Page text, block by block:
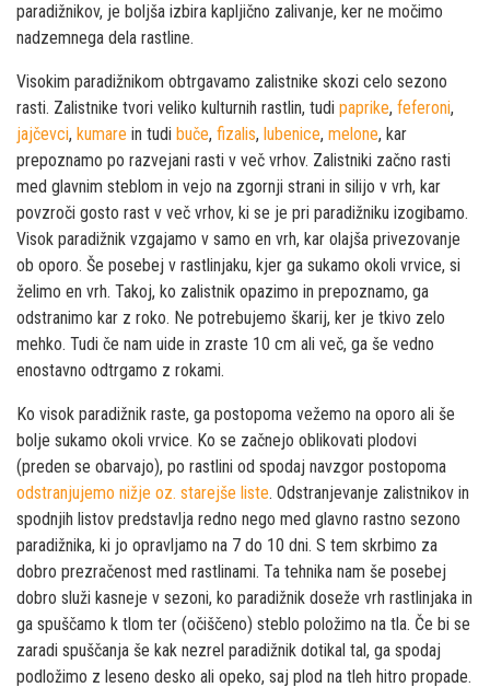
paradižnikov, je boljša izbira kapljično zalivanje, ker ne močimo
nadzemnega dela rastline.
Visokim paradižnikom obtrgavamo zalistnike skozi celo sezono
rasti. Zalistnike tvori veliko kulturnih rastlin, tudi paprike, feferoni,
jajčevci, kumare in tudi buče, fizalis, lubenice, melone, kar
prepoznamo po razvejani rasti v več vrhov. Zalistniki začno rasti
med glavnim steblom in vejo na zgornji strani in silijo v vrh, kar
povzroči gosto rast v več vrhov, ki se je pri paradižniku izogibamo.
Visok paradižnik vzgajamo v samo en vrh, kar olajša privezovanje
ob oporo. Še posebej v rastlinjaku, kjer ga sukamo okoli vrvice, si
želimo en vrh. Takoj, ko zalistnik opazimo in prepoznamo, ga
odstranimo kar z roko. Ne potrebujemo škarij, ker je tkivo zelo
mehko. Tudi če nam uide in zraste 10 cm ali več, ga še vedno
enostavno odtrgamo z rokami.
Ko visok paradižnik raste, ga postopoma vežemo na oporo ali še
bolje sukamo okoli vrvice. Ko se začnejo oblikovati plodovi
(preden se obarvajo), po rastlini od spodaj navzgor postopoma
odstranjujemo nižje oz. starejše liste. Odstranjevanje zalistnikov in
spodnjih listov predstavlja redno nego med glavno rastno sezono
paradižnika, ki jo opravljamo na 7 do 10 dni. S tem skrbimo za
dobro prezračenost med rastlinami. Ta tehnika nam še posebej
dobro služi kasneje v sezoni, ko paradižnik doseže vrh rastlinjaka in
ga spuščamo k tlom ter (očiščeno) steblo položimo na tla. Če bi se
zaradi spuščanja še kak nezrel paradižnik dotikal tal, ga spodaj
podložimo z leseno desko ali opeko, saj plod na tleh hitro propade.